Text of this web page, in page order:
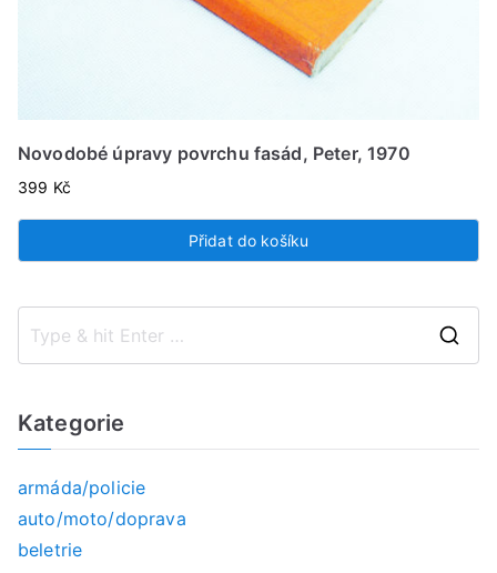
Novodobé úpravy povrchu fasád, Peter, 1970
399 Kč
Přidat do košíku
Kategorie
armáda/policie
auto/moto/doprava
beletrie